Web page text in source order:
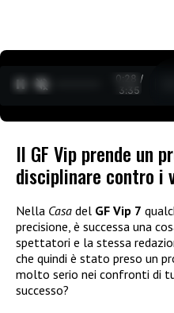
0:29 /
3:35
Il GF Vip prende un
disciplinare contro i
Nella Casa del GF Vip 7
precisione, è successa una
spettatori e la stessa
che quindi è stato preso un
molto serio nei confronti di
successo?